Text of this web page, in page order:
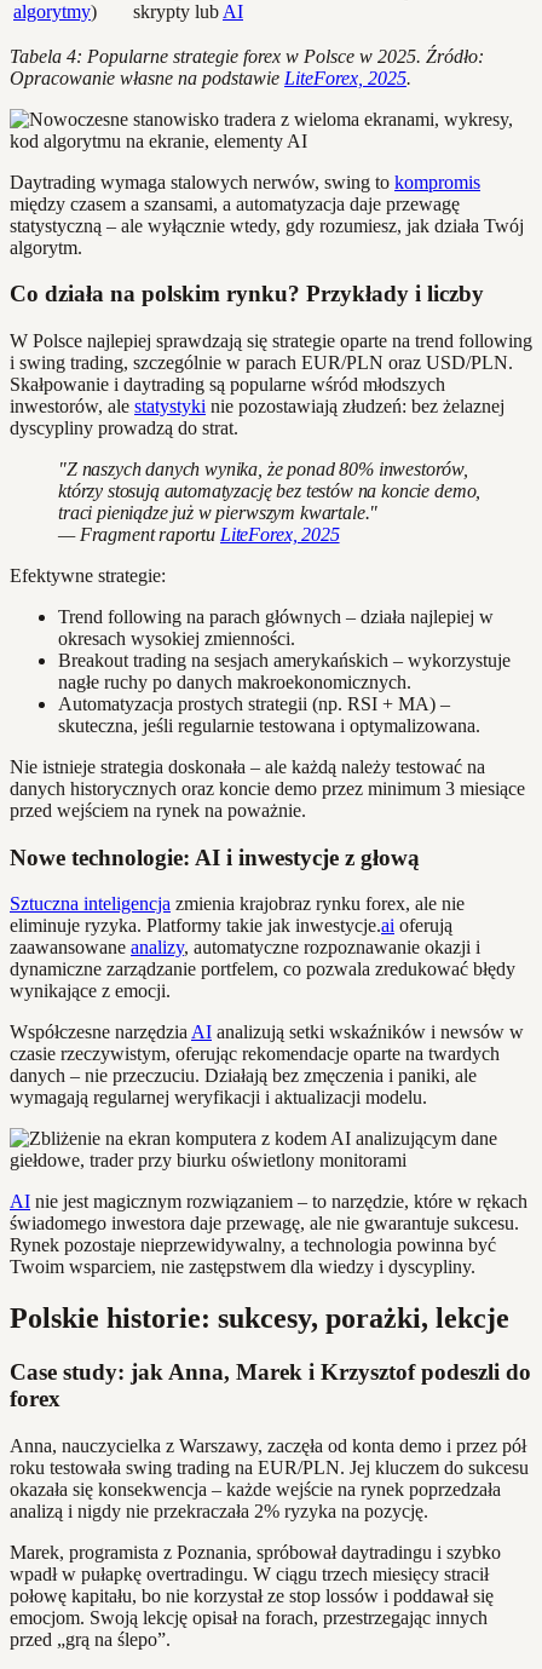
algorytmy)
skrypty lub AI
Tabela 4: Popularne strategie forex w Polsce w 2025. Źródło:
Opracowanie własne na podstawie LiteForex, 2025.
Daytrading wymaga stalowych nerwów, swing to kompromis
między czasem a szansami, a automatyzacja daje przewagę
statystyczną – ale wyłącznie wtedy, gdy rozumiesz, jak działa Twój
algorytm.
Co działa na polskim rynku? Przykłady i liczby
W Polsce najlepiej sprawdzają się strategie oparte na trend following
i swing trading, szczególnie w parach EUR/PLN oraz USD/PLN.
Skałpowanie i daytrading są popularne wśród młodszych
inwestorów, ale statystyki nie pozostawiają złudzeń: bez żelaznej
dyscypliny prowadzą do strat.
"Z naszych danych wynika, że ponad 80% inwestorów,
którzy stosują automatyzację bez testów na koncie demo,
traci pieniądze już w pierwszym kwartale."
— Fragment raportu LiteForex, 2025
Efektywne strategie:
Trend following na parach głównych – działa najlepiej w
okresach wysokiej zmienności.
Breakout trading na sesjach amerykańskich – wykorzystuje
nagłe ruchy po danych makroekonomicznych.
Automatyzacja prostych strategii (np. RSI + MA) –
skuteczna, jeśli regularnie testowana i optymalizowana.
Nie istnieje strategia doskonała – ale każdą należy testować na
danych historycznych oraz koncie demo przez minimum 3 miesiące
przed wejściem na rynek na poważnie.
Nowe technologie: AI i inwestycje z głową
Sztuczna inteligencja zmienia krajobraz rynku forex, ale nie
eliminuje ryzyka. Platformy takie jak inwestycje.ai oferują
zaawansowane analizy, automatyczne rozpoznawanie okazji i
dynamiczne zarządzanie portfelem, co pozwala zredukować błędy
wynikające z emocji.
Współczesne narzędziaAI analizują setki wskaźników i newsów w
czasie rzeczywistym, oferując rekomendacje oparte na twardych
danych – nie przeczuciu. Działają bez zmęczenia i paniki, ale
wymagają regularnej weryfikacji i aktualizacji modelu.
AI nie jest magicznym rozwiązaniem – to narzędzie, które w rękach
świadomego inwestora daje przewagę, ale nie gwarantuje sukcesu.
Rynek pozostaje nieprzewidywalny, a technologia powinna być
Twoim wsparciem, nie zastępstwem dla wiedzy i dyscypliny.
Polskie historie: sukcesy, porażki, lekcje
Case study: jak Anna, Marek i Krzysztof podeszli do
forex
Anna, nauczycielka z Warszawy, zaczęła od konta demo i przez pół
roku testowała swing trading na EUR/PLN. Jej kluczem do sukcesu
okazała się konsekwencja – każde wejście na rynek poprzedzała
analizą i nigdy nie przekraczała 2% ryzyka na pozycję.
Marek, programista z Poznania, spróbował daytradingu i szybko
wpadł w pułapkę overtradingu. W ciągu trzech miesięcy stracił
połowę kapitału, bo nie korzystał ze stop lossów i poddawał się
emocjom. Swoją lekcję opisał na forach, przestrzegając innych
przed „grą na ślepo”.